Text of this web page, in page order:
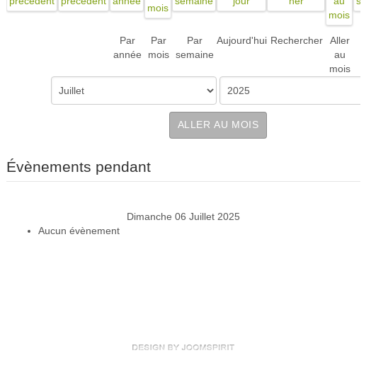
Par
année
Par
mois
Par
semaine
Aujourd'hui Rechercher
Aller
au
mois
ALLER AU MOIS
Évènements pendant
Dimanche 06 Juillet 2025
Aucun évènement